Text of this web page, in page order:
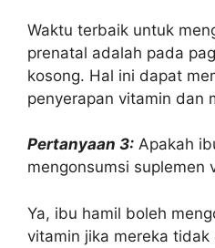
Waktu terbaik untuk
prenatal adalah pada
kosong. Hal ini dapat
penyerapan vitamin dan
Pertanyaan 3: Apakah
mengonsumsi suplemen
Ya, ibu hamil boleh
vitamin jika mereka tidak